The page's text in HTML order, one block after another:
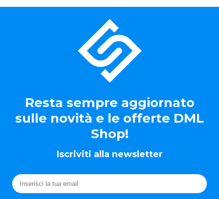
Resta sempre aggiornato
sulle novità e le offerte DML
Shop!
Iscriviti alla newsletter